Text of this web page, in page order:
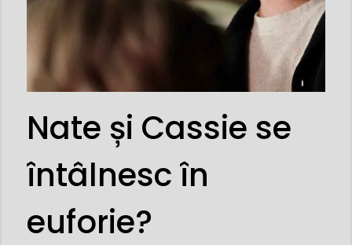
Nate și Cassie se
întâlnesc în
euforie?